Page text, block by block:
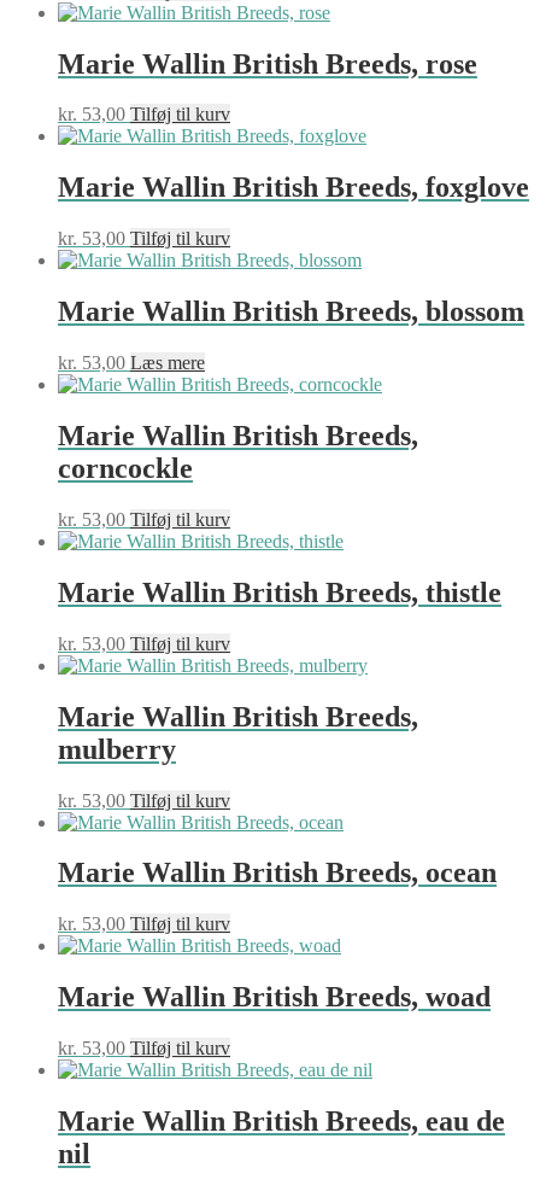
Marie Wallin British Breeds, rose
kr. 53,00 Tilføj til kurv
Marie Wallin British Breeds, foxglove
kr. 53,00 Tilføj til kurv
Marie Wallin British Breeds, blossom
kr. 53,00 Læs mere
Marie Wallin British Breeds,
corncockle
kr. 53,00 Tilføj til kurv
Marie Wallin British Breeds, thistle
kr. 53,00 Tilføj til kurv
Marie Wallin British Breeds,
mulberry
kr. 53,00 Tilføj til kurv
Marie Wallin British Breeds, ocean
kr. 53,00 Tilføj til kurv
Marie Wallin British Breeds, woad
kr. 53,00 Tilføj til kurv
Marie Wallin British Breeds, eau de
nil